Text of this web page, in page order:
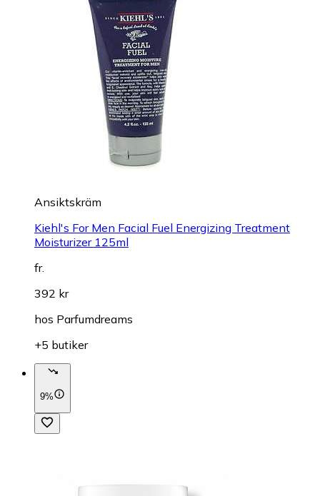
Ansiktskräm
Kiehl's For Men Facial Fuel Energizing Treatment
Moisturizer 125ml
fr.
392 kr
hos Parfumdreams
+5 butiker
9%